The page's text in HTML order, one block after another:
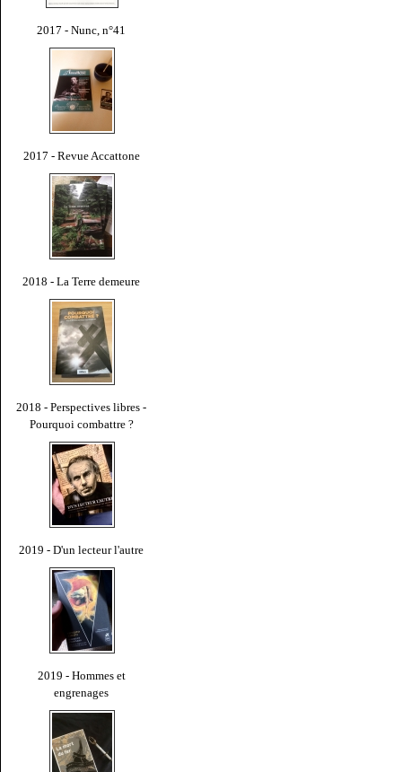
2017 - Nunc, n°41
2017 - Revue Accattone
2018 - La Terre demeure
2018 - Perspectives libres -
Pourquoi combattre ?
2019 - D'un lecteur l'autre
2019 - Hommes et
engrenages